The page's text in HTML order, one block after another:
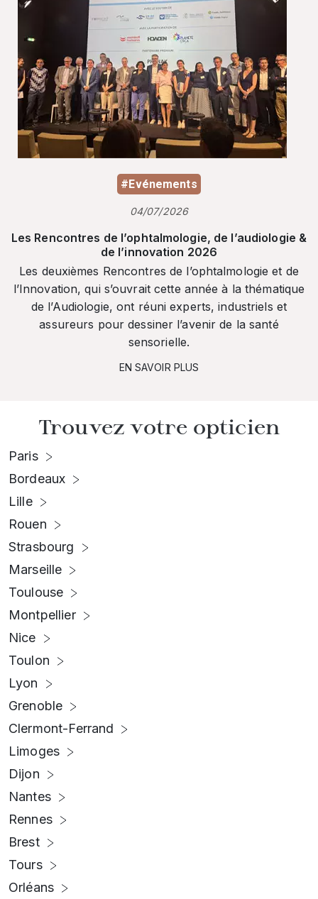
#Evénements
04/07/2026
Les Rencontres de l’ophtalmologie, de l’audiologie &
de l’innovation 2026
Les deuxièmes Rencontres de l’ophtalmologie et de
l’Innovation, qui s’ouvrait cette année à la thématique
de l’Audiologie, ont réuni experts, industriels et
assureurs pour dessiner l’avenir de la santé
sensorielle.
EN SAVOIR PLUS
Trouvez votre opticien
Paris
Bordeaux
Lille
Rouen
Strasbourg
Marseille
Toulouse
Montpellier
Nice
Toulon
Lyon
Grenoble
Clermont-Ferrand
Limoges
Dijon
Nantes
Rennes
Brest
Tours
Orléans